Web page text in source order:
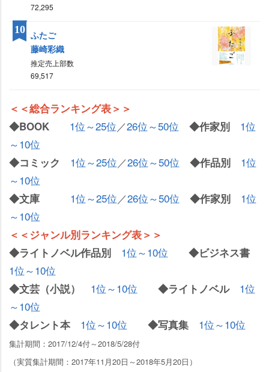
72,295
ふたご
藤崎彩織
推定売上部数
69,517
10
＜＜総合ランキング表＞＞
◆BOOK
1位～25位／26位～50位 ◆作家別
1位
～10位
◆コミック 1位～25位／26位～50位 ◆作品別
1位
～10位
◆文庫 1位～25位／26位～50位 ◆作家別
1位
～10位
＜＜ジャンル別ランキング表＞＞
◆ライトノベル作品別
1位～10位 ◆ビジネス書
1位～10位
◆文芸（小説） 1位～10位 ◆ライトノベル
1位
～10位
◆タレント本 1位～10位 ◆写真集 1位～10位
集計期間：2017/12/4付～2018/5/28付
（実質集計期間：2017年11月20日～2018年5月20日）